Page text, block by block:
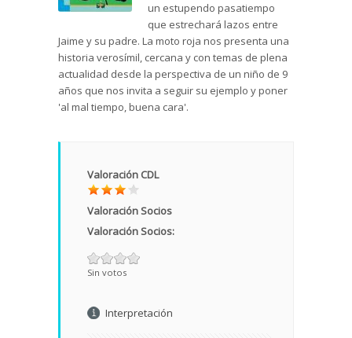
un estupendo pasatiempo
que estrechará lazos entre
Jaime y su padre. La moto roja nos presenta una
historia verosímil, cercana y con temas de plena
actualidad desde la perspectiva de un niño de 9
años que nos invita a seguir su ejemplo y poner
'al mal tiempo, buena cara'.
Valoración CDL
Valoración Socios
Valoración Socios:
Sin votos
Interpretación